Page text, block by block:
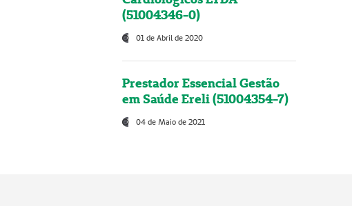
(51004346-0)
01 de Abril de 2020
Prestador Essencial Gestão
em Saúde Ereli (51004354-7)
04 de Maio de 2021